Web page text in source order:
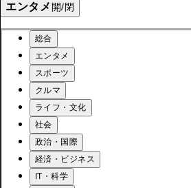
エンタメ 開/閉
総合
エンタメ
スポーツ
クルマ
ライフ・文化
社会
政治・国際
経済・ビジネス
IT・科学